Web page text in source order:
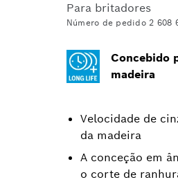
Para britadores
Número de pedido 2 608
Concebido
madeira
Velocidade de
da madeira
A conceção em
o corte de